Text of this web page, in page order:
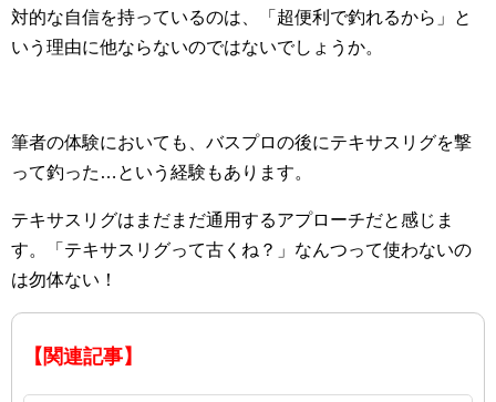
対的な自信を持っているのは、「超便利で釣れるから」と
いう理由に他ならないのではないでしょうか。
筆者の体験においても、バスプロの後にテキサスリグを撃
って釣った…という経験もあります。
テキサスリグはまだまだ通用するアプローチだと感じま
す。「テキサスリグって古くね？」なんつって使わないの
は勿体ない！
【関連記事】